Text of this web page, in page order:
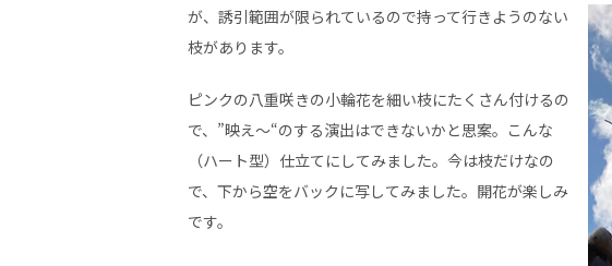
が、誘引範囲が限られているので持って行きようのない
枝があります。
ピンクの八重咲きの小輪花を細い枝にたくさん付けるの
で、”映え～“のする演出はできないかと思案。こんな
（ハート型）仕立てにしてみました。今は枝だけなの
で、下から空をバックに写してみました。開花が楽しみ
です。